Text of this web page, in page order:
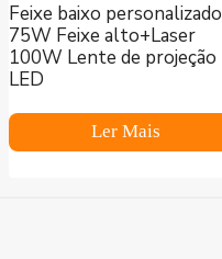
Feixe baixo personalizado
75W Feixe alto+Laser
100W Lente de projeção
LED
Ler Mais